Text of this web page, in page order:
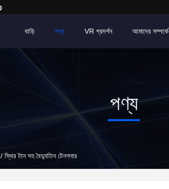
বাড়ি পণ্য VR প্রদর্শন আমাদের সম্পর্কে
পণ্য
টান সহ বৈদ্যুতিন টেনশনার